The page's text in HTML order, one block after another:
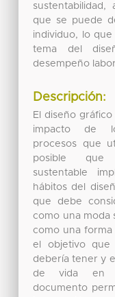
sustentabilidad,
que se puede
individuo, lo
tema del
desempeño
Descripción:
El diseño
impacto de
procesos que
posible que
sustentable
hábitos del
que debe
como una moda
como una
el objetivo que
debería tener y
de vida en
documento